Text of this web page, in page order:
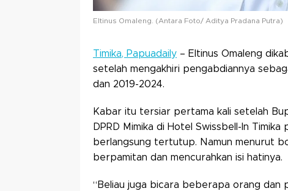
Eltinus Omaleng. (Antara Foto/ Aditya Pradana Putra)
Timika, Papuadaily – Eltinus Omaleng
setelah mengakhiri pengabdiannya
dan 2019-2024.
Kabar itu tersiar pertama kali setelah
DPRD Mimika di Hotel Swissbell-In
berlangsung tertutup. Namun menurut
berpamitan dan mencurahkan isi hatinya.
“Beliau juga bicara beberapa orang dan